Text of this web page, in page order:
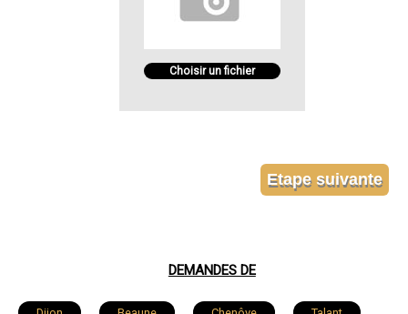
Choisir un fichier
DEMANDES DE